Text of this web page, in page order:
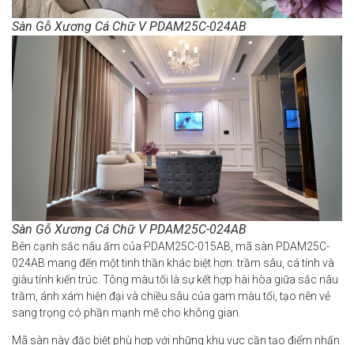
Sàn Gỗ Xương Cá Chữ V PDAM25C-024AB
Sàn Gỗ Xương Cá Chữ V PDAM25C-024AB
Bên cạnh sắc nâu ấm của PDAM25C-015AB, mã sàn PDAM25C-
024AB mang đến một tinh thần khác biệt hơn: trầm sâu, cá tính và
giàu tính kiến trúc. Tông màu tối là sự kết hợp hài hòa giữa sắc nâu
trầm, ánh xám hiện đại và chiều sâu của gam màu tối, tạo nên vẻ
sang trọng có phần mạnh mẽ cho không gian.
Mã sàn này đặc biệt phù hợp với những khu vực cần tạo điểm nhấn